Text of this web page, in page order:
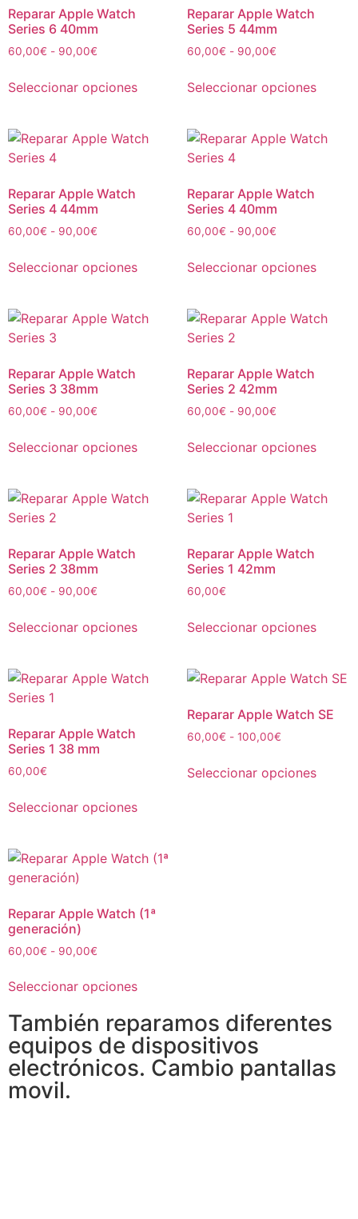
Reparar Apple Watch
Series 6 40mm
60,00€ - 90,00€
Seleccionar opciones
Reparar Apple Watch
Series 5 44mm
60,00€ - 90,00€
Seleccionar opciones
Reparar Apple Watch
Series 4 44mm
60,00€ - 90,00€
Seleccionar opciones
Reparar Apple Watch
Series 4 40mm
60,00€ - 90,00€
Seleccionar opciones
Reparar Apple Watch
Series 3 38mm
60,00€ - 90,00€
Seleccionar opciones
Reparar Apple Watch
Series 2 42mm
60,00€ - 90,00€
Seleccionar opciones
Reparar Apple Watch
Series 2 38mm
60,00€ - 90,00€
Seleccionar opciones
Reparar Apple Watch
Series 1 42mm
60,00€
Seleccionar opciones
Reparar Apple Watch
Series 1 38 mm
60,00€
Seleccionar opciones
Reparar Apple Watch SE
60,00€ - 100,00€
Seleccionar opciones
Reparar Apple Watch (1ª
generación)
60,00€ - 90,00€
Seleccionar opciones
También reparamos diferentes
equipos de dispositivos
electrónicos. Cambio pantallas
movil.